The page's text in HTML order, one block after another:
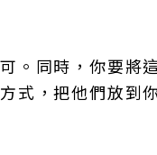
。同時，你要將
式，把他們放到